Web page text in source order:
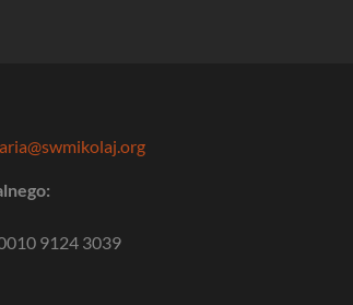
9124 3039